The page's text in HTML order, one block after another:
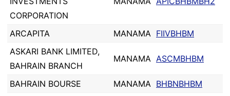
CORPORATION
ARCAPITA MANAMA FIIVBHBM
ASKARI BANK LIMITED,
BAHRAIN BRANCH
MANAMA ASCMBHBM
BAHRAIN BOURSE MANAMA BHBNBHBM